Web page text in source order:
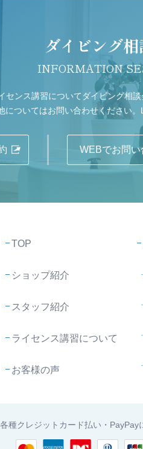
ダイビング
INFORMATION
センス講習についてダイビング相談
についてはお問い合わせください。
WEBでお問い
TOP
ショップ紹介
スタッフ紹介
ライセンス講習について
お客様の声
各種クレジットカード払い・PayPay